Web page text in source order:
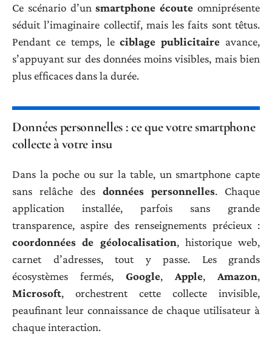
Ce scénario d’unsmartphone écoute omniprésente
séduit l’imaginaire collectif, mais les faits sont têtus.
Pendant ce temps, leciblage publicitaire avance,
s’appuyant sur des données moins visibles, mais bien
plus efficaces dans la durée.
Données personnelles : ce que votre smartphone
collecte à votre insu
Dans la poche ou sur la table, un smartphone capte
sans relâche des données personnelles. Chaque
application installée, parfois sans grande
transparence, aspire des renseignements précieux :
coordonnées de géolocalisation, historique web,
carnet d’adresses, tout y passe. Les grands
écosystèmes fermés, Google, Apple, Amazon,
Microsoft, orchestrent cette collecte invisible,
peaufinant leur connaissance de chaque utilisateur à
chaque interaction.